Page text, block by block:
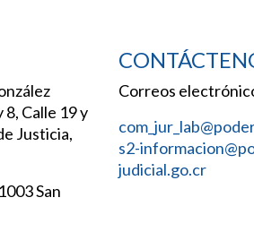
8, Calle 19 y
Justicia,
San
Correos
s2-
judicial.go.cr